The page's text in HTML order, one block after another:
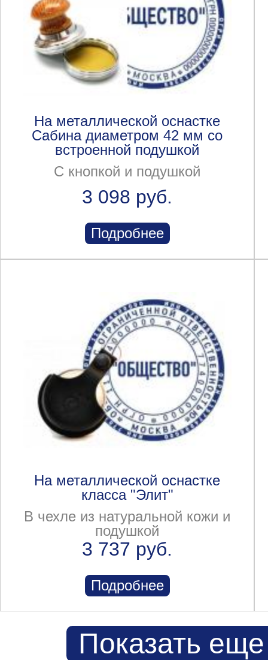
На металлической оснастке
Сабина диаметром 42 мм со
встроенной подушкой
С кнопкой и подушкой
3 098 руб.
Подробнее
На металлической оснастке
класса "Элит"
В чехле из натуральной кожи и
подушкой
3 737 руб.
Подробнее
Показать